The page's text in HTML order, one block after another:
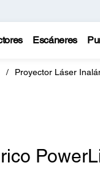
Escáneres
Proyector Láser